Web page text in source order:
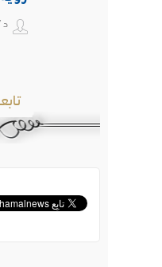
د